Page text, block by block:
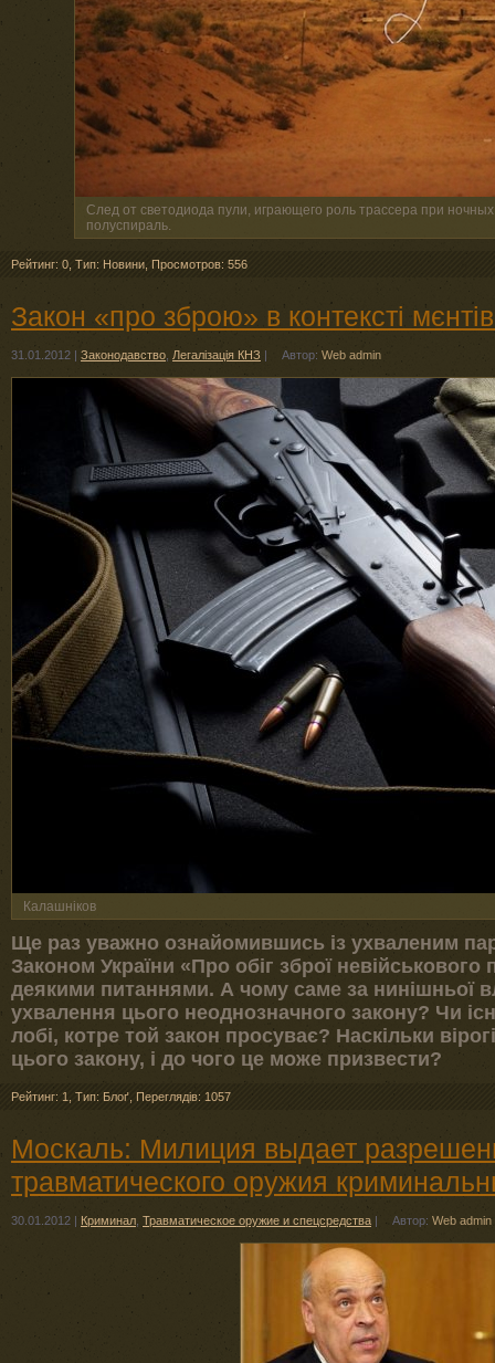
След от светодиода пули, играющего роль трассера при ночных
полуспираль.
Рейтинг: 0 Тип: Новини Просмотров: 556
Закон «про зброю» в контексті
31.01.2012 | Законодавство Легалізація КНЗ | Автор: Web admin
Калашніков
Ще раз уважно ознайомившись із ухваленим
Законом України «Про обіг зброї
деякими питаннями. А чому саме за нинішньої
ухвалення цього неоднозначного закону? Чи
лобі, котре той закон просуває? Наскільки
цього закону, і до чого це може призвести?
Рейтинг: 1 Тип: Блоґ Переглядів: 1057
Москаль: Милиция выдает
травматического оружия
30.01.2012 | Криминал Травматическое оружие и спецсредства | Автор: Web admin